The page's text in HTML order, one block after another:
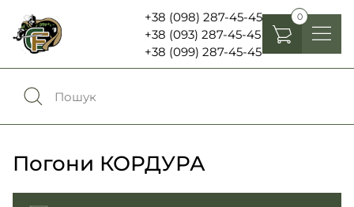
+38 (098) 287-45-45
+38 (093) 287-45-45
+38 (099) 287-45-45
0
Обране0
Погони КОРДУРА